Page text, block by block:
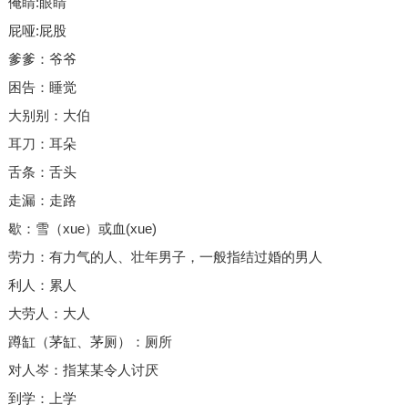
屁哑:屁股
爹爹：爷爷
困告：睡觉
大别别：大伯
耳刀：耳朵
舌条：舌头
走漏：走路
歇：雪（xue）或血(xue)
劳力：有力气的人、壮年男子，一般指结过婚的男人
利人：累人
大劳人：大人
蹲缸（茅缸、茅厕）：厕所
对人岑：指某某令人讨厌
到学：上学